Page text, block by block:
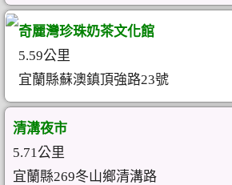
奇麗灣珍珠奶茶文化館
5.59公里
宜蘭縣蘇澳鎮頂強路23號
清溝夜市
5.71公里
宜蘭縣269冬山鄉清溝路